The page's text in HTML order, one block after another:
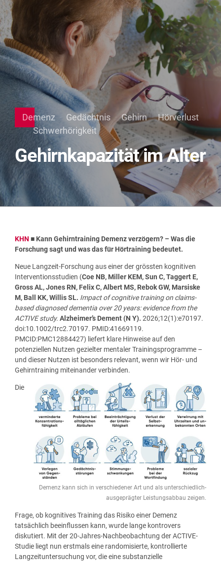
Demenz Gedächtnis Gehirn
Hörverlust
Schwerhörigkeit
Gehirnkapazität im Alter
KHN ■ Kann Gehirntraining Demenz verzögern? – Was die
Forschung sagt und was das für Hörtraining bedeutet.
Neue Langzeit-Forschung aus einer der grössten kognitiven
Interventionsstudien (Coe NB, Miller KEM, Sun C, Taggert E,
Gross AL, Jones RN, Felix C, Albert MS, Rebok GW, Marsiske
M, Ball KK, Willis SL. Impact of cognitive training on claims-
based diagnosed dementia over 20 years: evidence from the
ACTIVE study. Alzheimer’s Dement (N Y). 2026;12(1):e70197.
doi:10.1002/trc2.70197. PMID:41669119.
PMCID:PMC12884427) liefert klare Hinweise auf den
potenziellen Nutzen gezielter mentaler Trainingsprogramme –
und dieser Nutzen ist besonders relevant, wenn wir Hör- und
Gehirntraining miteinander verbinden.
Demenz kann sich in verschiedener Art und als unterschiedlich-
ausgeprägter Leistungsabbau zeigen.
Die
Frage, ob kognitives Training das Risiko einer Demenz
tatsächlich beeinflussen kann, wurde lange kontrovers
diskutiert. Mit der 20-Jahres-Nachbeobachtung derACTIVE-
Studie liegt nun erstmals eine randomisierte, kontrollierte
Langzeituntersuchung vor, die eine substanzielle